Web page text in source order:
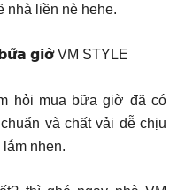
nhà liền nè hehe.
𝗴𝗶𝗼̛̀ VM STYLE
hỏi mua bữa giờ đã có
và chất vải dễ chịu
nhen.